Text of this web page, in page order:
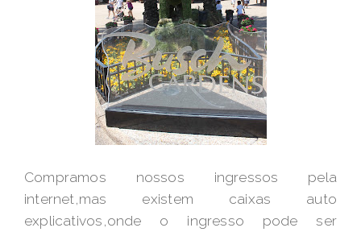
Compramos nossos ingressos pela
internet,mas existem caixas auto
explicativos,onde o ingresso pode ser